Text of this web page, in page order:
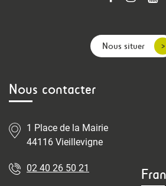
Nous situer
Nous contacter
1 Place de la Mairie
44116 Vieillevigne
02 40 26 50 21